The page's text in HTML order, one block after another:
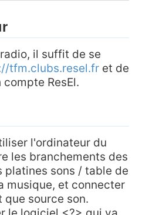
il suffit de se
tfm.clubs.resel.fr et de
ResEl.
l'ordinateur du
les branchements des
platines sons / table de
musique, et connecter
que source son.